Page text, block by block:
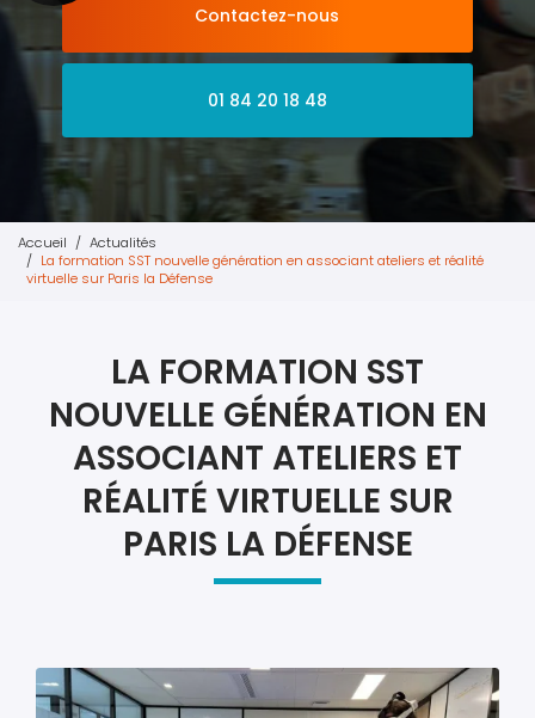
Contactez-nous
01 84 20 18 48
Voir le certificat
Accueil
Actualités
La formation SST nouvelle génération en associant ateliers et réalité
virtuelle sur Paris la Défense
LA FORMATION SST
NOUVELLE GÉNÉRATION EN
ASSOCIANT ATELIERS ET
RÉALITÉ VIRTUELLE SUR
PARIS LA DÉFENSE